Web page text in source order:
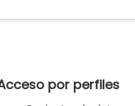
por perfiles